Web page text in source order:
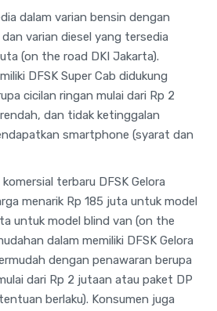
dalam varian bensin dengan
varian diesel yang tersedia
(on the road DKI Jakarta).
DFSK Super Cab didukung
cicilan ringan mulai dari Rp 2
dan tidak ketinggalan
smartphone (syarat dan
terbaru DFSK Gelora
menarik Rp 185 juta untuk model
untuk model blind van (on the
dalam memiliki DFSK Gelora
dengan penawaran berupa
dari Rp 2 jutaan atau paket DP
berlaku). Konsumen juga